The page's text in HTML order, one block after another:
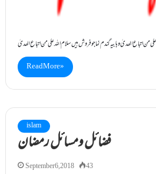
Read More »
islam
فضائل ومسائل رمضان
September 6, 2018 43